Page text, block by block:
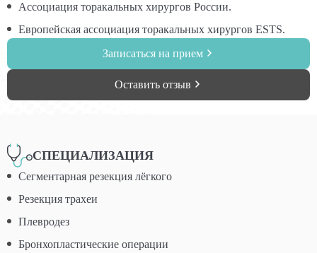
Ассоциация торакальных хирургов России.
Европейская ассоциация торакальных хирургов ESTS.
Записаться на прием
Оставить отзыв
СПЕЦИАЛИЗАЦИЯ
Сегментарная резекция лёгкого
Резекция трахеи
Плевродез
Бронхопластические операции